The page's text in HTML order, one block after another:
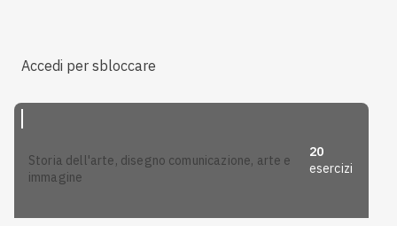
Accedi per sbloccare
storia dell'arte, disegno comunicazione, arte e
immagine
20
esercizi